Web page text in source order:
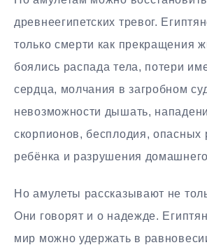
древнеегипетских тревог.
только смерти как прекращения
боялись распада тела, потери
сердца, молчания в загробном
невозможности дышать,
скорпионов, бесплодия, опасных
ребёнка и разрушения
Но амулеты рассказывают не
Они говорят и о надежде.
мир можно удержать в